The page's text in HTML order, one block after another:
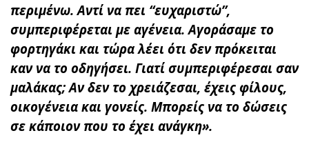
περιμένω. Αντί να πει “ευχαριστώ”,
συμπεριφέρεται με αγένεια. Αγοράσαμε το
φορτηγάκι και τώρα λέει ότι δεν πρόκειται
καν να το οδηγήσει. Γιατί συμπεριφέρεσαι σαν
μαλάκας; Αν δεν το χρειάζεσαι, έχεις φίλους,
οικογένεια και γονείς. Μπορείς να το δώσεις
σε κάποιον που το έχει ανάγκη».